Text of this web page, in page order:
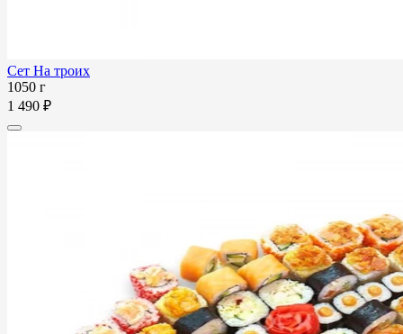
Сет На троих
1050 г
1 490 ₽